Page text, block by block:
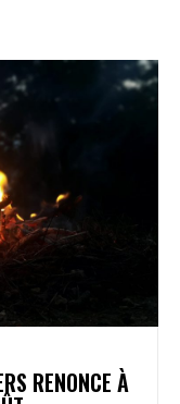
RENONCE À